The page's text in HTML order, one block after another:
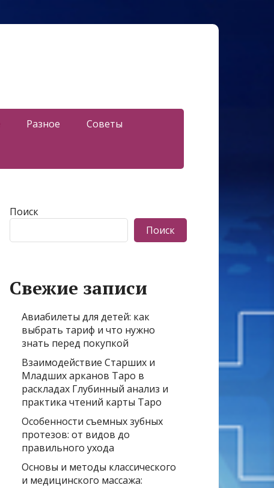
Разное Советы
Поиск
Поиск
Свежие записи
Авиабилеты для детей: как
выбрать тариф и что нужно
знать перед покупкой
Взаимодействие Старших и
Младших арканов Таро в
раскладах Глубинный анализ и
практика чтений карты Таро
Особенности съемных зубных
протезов: от видов до
правильного ухода
Основы и методы классического
и медицинского массажа: